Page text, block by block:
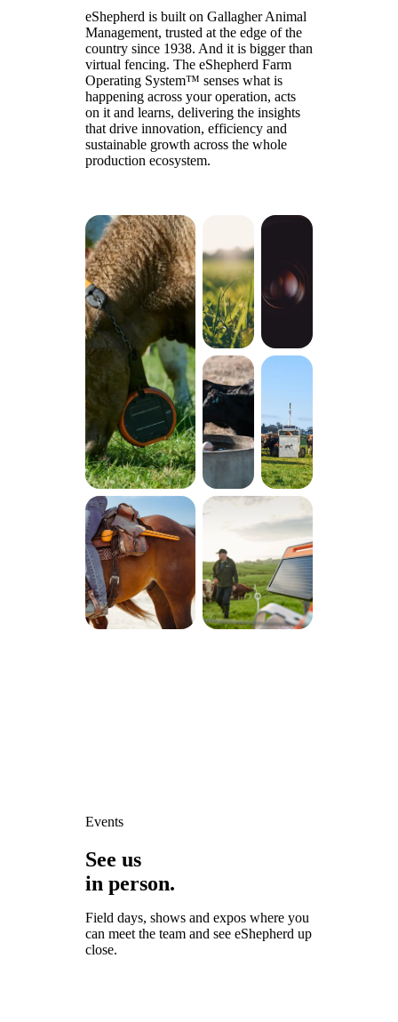
eShepherd is built on Gallagher Animal
Management, trusted at the edge of the
country since 1938. And it is bigger than
virtual fencing. The eShepherd Farm
Operating System™ senses what is
happening across your operation, acts
on it and learns, delivering the insights
that drive innovation, efficiency and
sustainable growth across the whole
production ecosystem.
Events
See us
in person.
Field days, shows and expos where you
can meet the team and see eShepherd up
close.